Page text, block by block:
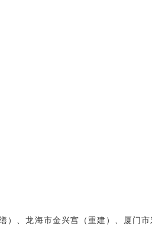
、龙海市金兴宫（重建）、厦门